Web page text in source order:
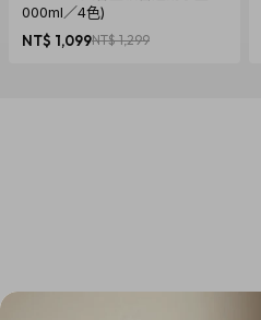
000ml／4色)
NT$ 1,099NT$ 1,299